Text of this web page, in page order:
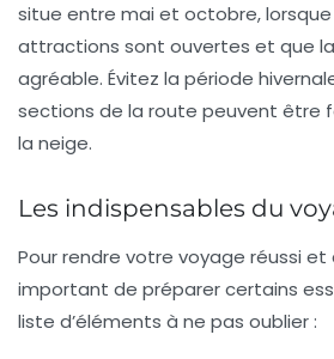
situe entre mai et octobre,
attractions sont ouvertes et que
agréable. Évitez la période
sections de la route peuvent être
la neige.
Les indispensables du
Pour rendre votre voyage réussi
important de préparer certains
liste d’éléments à ne pas oublier :